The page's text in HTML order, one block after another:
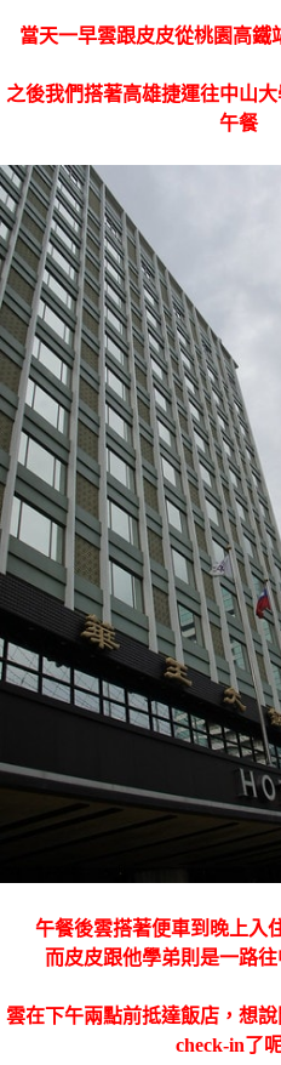
當天一早雲跟皮皮從桃園高鐵
之後我們搭著高雄捷運往中山
午餐
午餐後雲搭著便車到晚上入
而皮皮跟他學弟則是一路
雲在下午兩點前抵達飯店，想
check-in了